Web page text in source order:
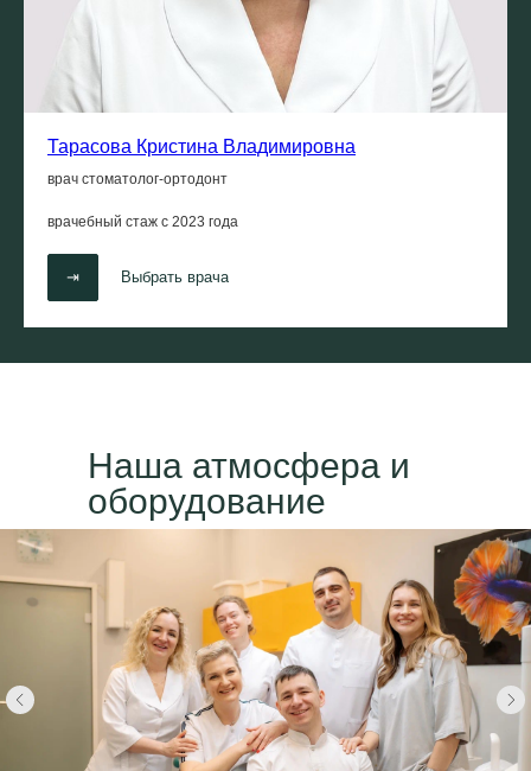
Тарасова Кристина Владимировна
врач стоматолог-ортодонт
врачебный стаж с 2023 года
⇥ Выбрать врача
Наша атмосфера и
оборудование